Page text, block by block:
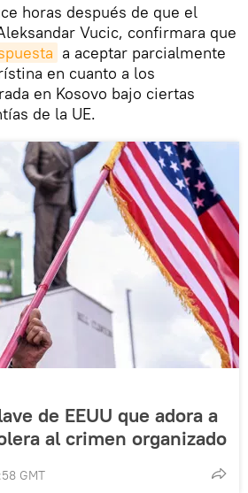
horas después de que el
Vucic, confirmara que
a aceptar parcialmente
en cuanto a los
en Kosovo bajo ciertas
de la UE.
de EEUU que adora a
al crimen organizado
GMT